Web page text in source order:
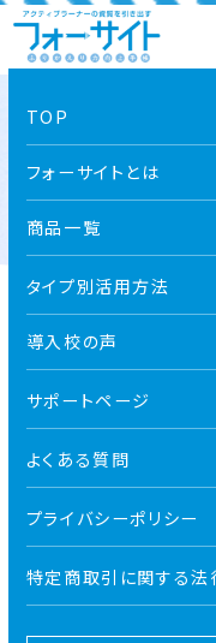
TOP
フォーサイトとは
商品一覧
タイプ別活用方法
導入校の声
サポートページ
よくある質問
プライバシーポリシー
特定商取引に関する法
札幌
札幌市立東白石